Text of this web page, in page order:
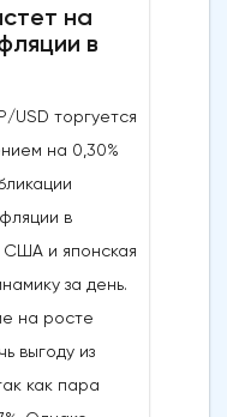
альткоина не
до
спотовые ETF
Ethereum, в
стали
помогло
чем на 20%.
преодолел
3800
самого
произошло
на
в
USD торгуется
на 0,30%
в
США и японская
за день.
на росте
выгоду из
как пара